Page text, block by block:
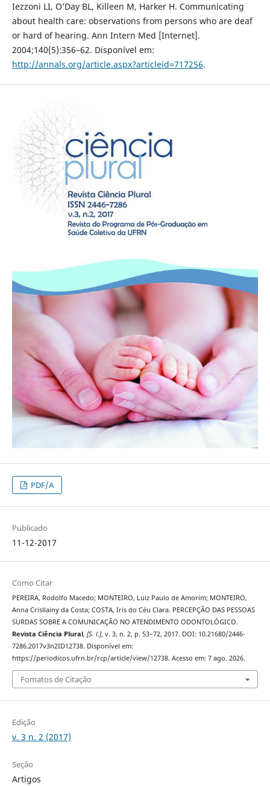
Iezzoni LI, O’Day BL, Killeen M, Harker H. Communicating
about health care: observations from persons who are deaf
or hard of hearing. Ann Intern Med [Internet].
2004;140(5):356–62. Disponível em:
http://annals.org/article.aspx?articleid=717256.
PDF/A
Publicado
11-12-2017
Como Citar
PEREIRA, Rodolfo Macedo; MONTEIRO, Luiz Paulo de Amorim; MONTEIRO,
Anna Crisllainy da Costa; COSTA, Iris do Céu Clara. PERCEPÇÃO DAS PESSOAS
SURDAS SOBRE A COMUNICAÇÃO NO ATENDIMENTO ODONTOLÓGICO.
Revista Ciência Plural, [S. l.], v. 3, n. 2, p. 53–72, 2017. DOI: 10.21680/2446-
7286.2017v3n2ID12738. Disponível em:
https://periodicos.ufrn.br/rcp/article/view/12738. Acesso em: 7 ago. 2026.
Fomatos de Citação
Edição
v. 3 n. 2 (2017)
Seção
Artigos